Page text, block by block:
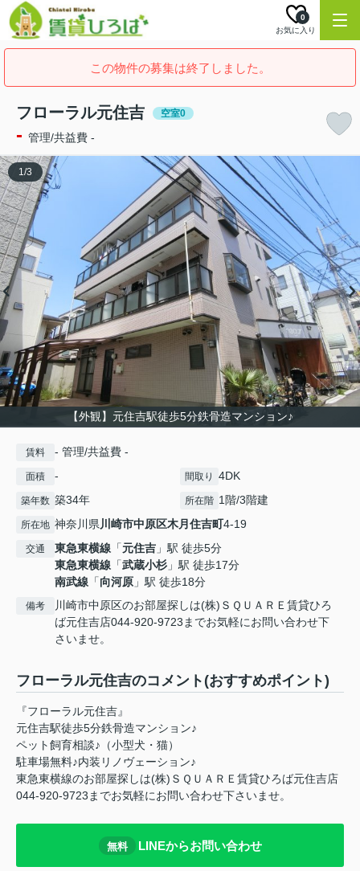
お気に入り
0
この物件の募集は終了しました。
フローラル元住吉 空室0
- 管理/共益費 -
【外観】元住吉駅徒歩5分鉄骨造マンション♪
1/3
賃料 - 管理/共益費 -
面積 - 間取り 4DK
築年数 築34年 所在階 1階/3階建
所在地 神奈川県川崎市中原区木月住吉町4-19
交通 東急東横線 「元住吉 」駅 徒歩5分
東急東横線 「武蔵小杉 」駅 徒歩17分
南武線 「向河原 」駅 徒歩18分
備考
川崎市中原区のお部屋探しは(株)ＳＱＵＡＲＥ賃貸ひろ
ば元住吉店044-920-9723までお気軽にお問い合わせ下
さいませ。
フローラル元住吉のコメント(おすすめポイント)
『フローラル元住吉』
元住吉駅徒歩5分鉄骨造マンション♪
ペット飼育相談♪（小型犬・猫）
駐車場無料♪内装リノヴェーション♪
東急東横線のお部屋探しは(株)ＳＱＵＡＲＥ賃貸ひろば元住吉店
044-920-9723までお気軽にお問い合わせ下さいませ。
無料 LINEからお問い合わせ